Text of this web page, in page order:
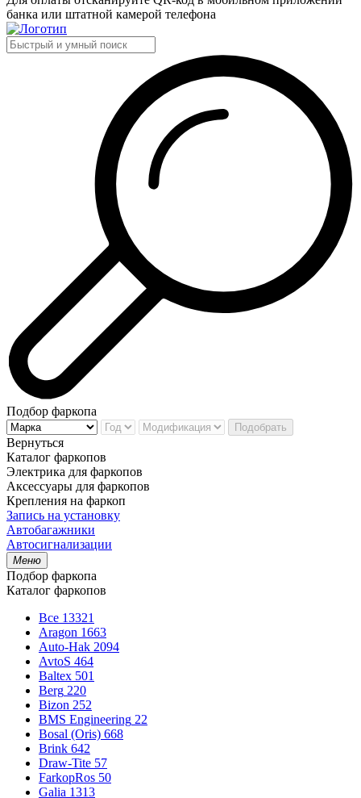
банка или штатной камерой телефона
Подбор фаркопа
Подобрать
Вернуться
Каталог фаркопов
Электрика для фаркопов
Аксессуары для фаркопов
Крепления на фаркоп
Запись на установку
Автобагажники
Автосигнализации
Меню
Подбор фаркопа
Каталог фаркопов
Все 13321
Aragon 1663
Auto-Hak 2094
AvtoS 464
Baltex 501
Berg 220
Bizon 252
BMS Engineering 22
Bosal (Oris) 668
Brink 642
Draw-Tite 57
FarkopRos 50
Galia 1313